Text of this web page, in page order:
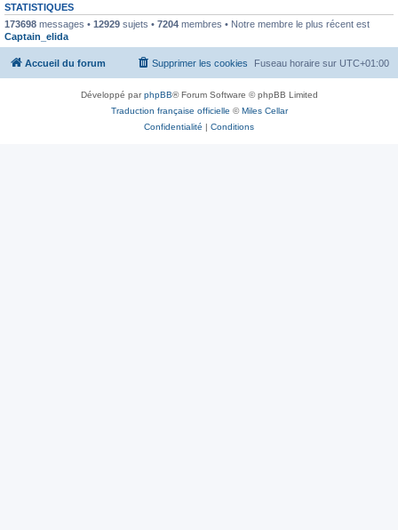
STATISTIQUES
173698 messages • 12929 sujets • 7204 membres • Notre membre le plus récent est
Captain_elida
Accueil du forum Fuseau horaire sur UTC+01:00
Supprimer les cookies
Développé parphpBB® Forum Software © phpBB Limited
Traduction française officielle ©Miles Cellar
Confidentialité | Conditions